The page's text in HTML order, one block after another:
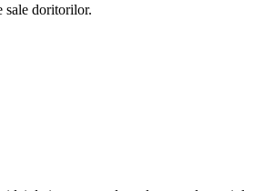
sale doritorilor.